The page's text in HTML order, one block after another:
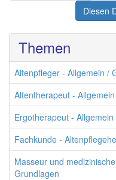
Diesen
Themen
Altenpfleger - Allgemein /
Altentherapeut -
Ergotherapeut -
Fachkunde -
Masseur und
Grundlagen